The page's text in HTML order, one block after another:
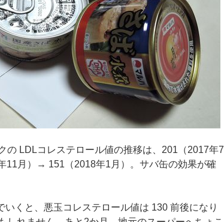
の LDLコレステロール値の推移は、201（2017年7
月）→ 151（2018年1月）。サバ缶の効果が確
くと、悪玉コレステロール値は 130 前後になり